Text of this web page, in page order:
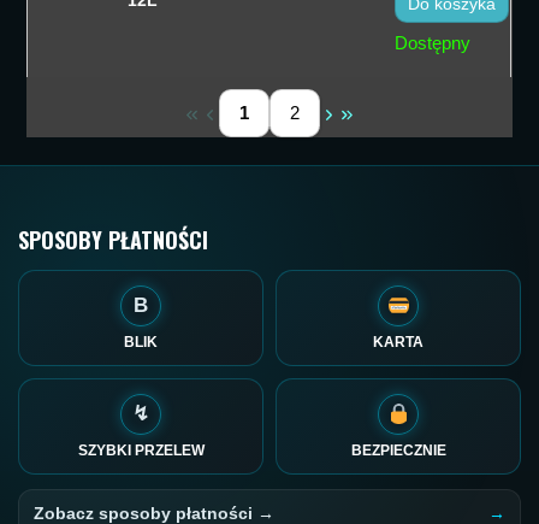
Do koszyka
Dostępny
1 2
SPOSOBY PŁATNOŚCI
B
BLIK KARTA
↯
SZYBKI PRZELEW BEZPIECZNIE
Zobacz sposoby płatności →